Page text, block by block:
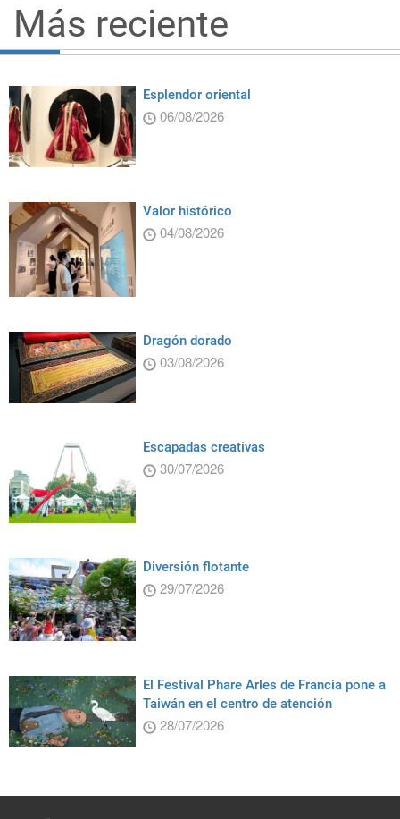
Más reciente
Esplendor oriental
06/08/2026
Valor histórico
04/08/2026
Dragón dorado
03/08/2026
Escapadas creativas
30/07/2026
Diversión flotante
29/07/2026
El Festival Phare Arles de Francia pone a
Taiwán en el centro de atención
28/07/2026